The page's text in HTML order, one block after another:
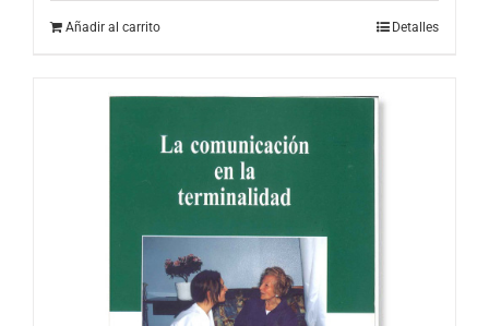
Añadir al carrito Detalles